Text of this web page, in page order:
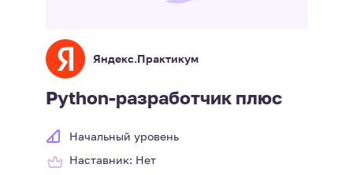
Яндекс.Практикум
Python-разработчик плюс
Начальный уровень
Наставник: Нет